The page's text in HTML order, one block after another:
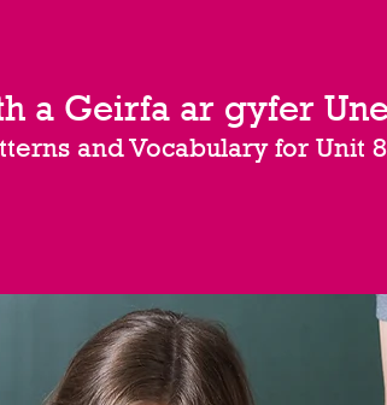
a Geirfa ar gyfer
and Vocabulary for Unit 8